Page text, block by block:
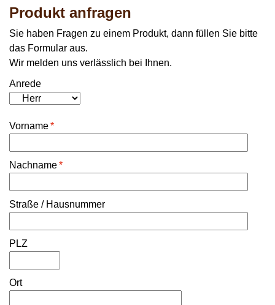
Produkt anfragen
Sie haben Fragen zu einem Produkt, dann füllen Sie bitte
das Formular aus.
Wir melden uns verlässlich bei Ihnen.
Anrede
Vorname*
Nachname*
Straße / Hausnummer
PLZ
Ort